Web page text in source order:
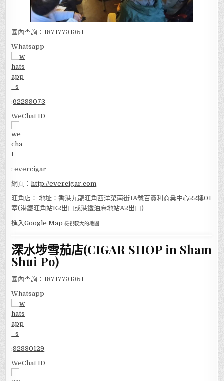
國內查詢： 18717731351
Whatsapp
:62299073
WeChat ID
: evercigar
網頁：http://evercigar.com
旺角店： 地址：香港九龍旺角西洋菜南街1A號百寶利商業中心22樓01
室(港鐵旺角站E2出口或港鐵油麻地站A2出口)
進入Google Map 檢視較大的地圖
深水埗雪茄店(CIGAR SHOP in Sham
Shui Po)
國內查詢： 18717731351
Whatsapp
:92830129
WeChat ID